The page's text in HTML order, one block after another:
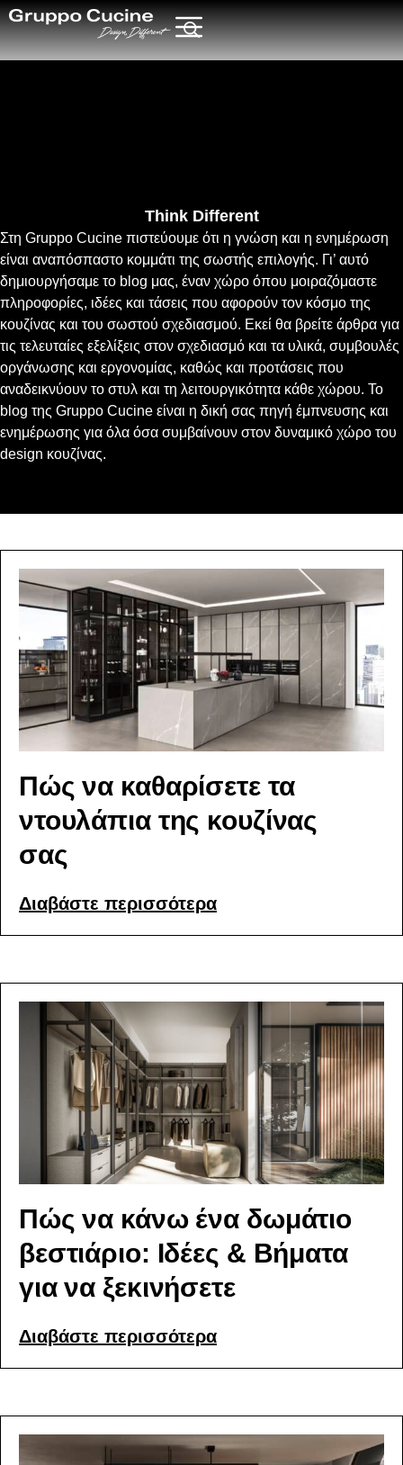
Think Different
Στη Gruppo Cucine πιστεύουμε ότι η γνώση και η ενημέρωση
είναι αναπόσπαστο κομμάτι της σωστής επιλογής. Γι’ αυτό
δημιουργήσαμε το blog μας, έναν χώρο όπου μοιραζόμαστε
πληροφορίες, ιδέες και τάσεις που αφορούν τον κόσμο της
κουζίνας και του σωστού σχεδιασμού. Εκεί θα βρείτε άρθρα για
τις τελευταίες εξελίξεις στον σχεδιασμό και τα υλικά, συμβουλές
οργάνωσης και εργονομίας, καθώς και προτάσεις που
αναδεικνύουν το στυλ και τη λειτουργικότητα κάθε χώρου. Το
blog της Gruppo Cucine είναι η δική σας πηγή έμπνευσης και
ενημέρωσης για όλα όσα συμβαίνουν στον δυναμικό χώρο του
design κουζίνας.
Πώς να καθαρίσετε τα
ντουλάπια της κουζίνας
σας
Διαβάστε περισσότερα
Πώς να κάνω ένα δωμάτιο
βεστιάριο: Ιδέες & Βήματα
για να ξεκινήσετε
Διαβάστε περισσότερα